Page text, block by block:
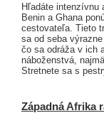
Hľadáte intenzívnu
Benin a Ghana
cestovateľa. Tieto
sa od seba
čo sa odráža v ich
náboženstvá,
Stretnete sa s
Západná Afrika